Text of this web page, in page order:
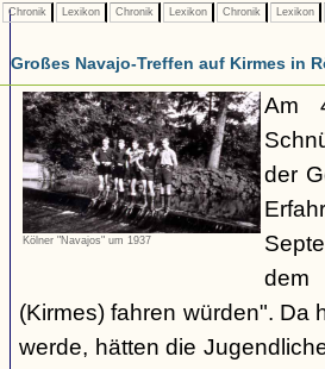
Chronik Lexikon Chronik Lexikon Chronik Lexikon
Großes Navajo-Treffen auf Kirmes in
Kölner "Navajos" um 1937
Am
der
dem
(Kirmes) fahren würden". Da
werde, hätten die